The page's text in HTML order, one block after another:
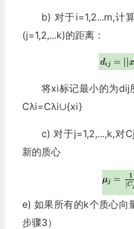
b) 对于i=1,2...m,计
(j=1,2,...k)的距离：
将xi标记最小的为dij
Cλi=Cλi∪{xi}
c) 对于j=1,2,...,k,对
新的质心
e) 如果所有的k个质心向
步骤3）